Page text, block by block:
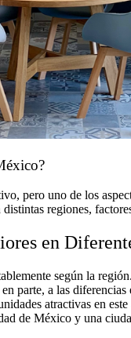
pero uno de los
regiones,
en
según la
parte, a las
atractivas en
de México y una